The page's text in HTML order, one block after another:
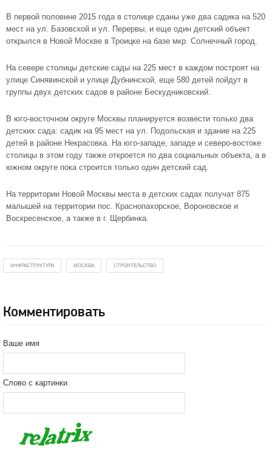
В первой половине 2015 года в столице сданы уже два садика на 520
мест на ул. Базовской и ул. Перервы, и еще один детский объект
открылся в Новой Москве в Троицке на базе мкр. Солнечный город.
На севере столицы детские сады на 225 мест в каждом построят на
улице Синявинской и улице Дубнинской, еще 580 детей пойдут в
группы двух детских садов в районе Бескудниковский.
В юго-восточном округе Москвы планируется возвести только два
детских сада: садик на 95 мест на ул. Подольская и здание на 225
детей в районе Некрасовка. На юго-западе, западе и северо-востоке
столицы в этом году также откроется по два социальных объекта, а в
южном округе пока строится только один детский сад.
На территории Новой Москвы места в детских садах получат 875
малышей на территории пос. Краснопахорское, Вороновское и
Воскресенское, а также в г. Щербинка.
ИНФРАСТРУКТУРА МОСКВА СТРОИТЕЛЬСТВО
Комментировать
Ваше имя
Слово с картинки